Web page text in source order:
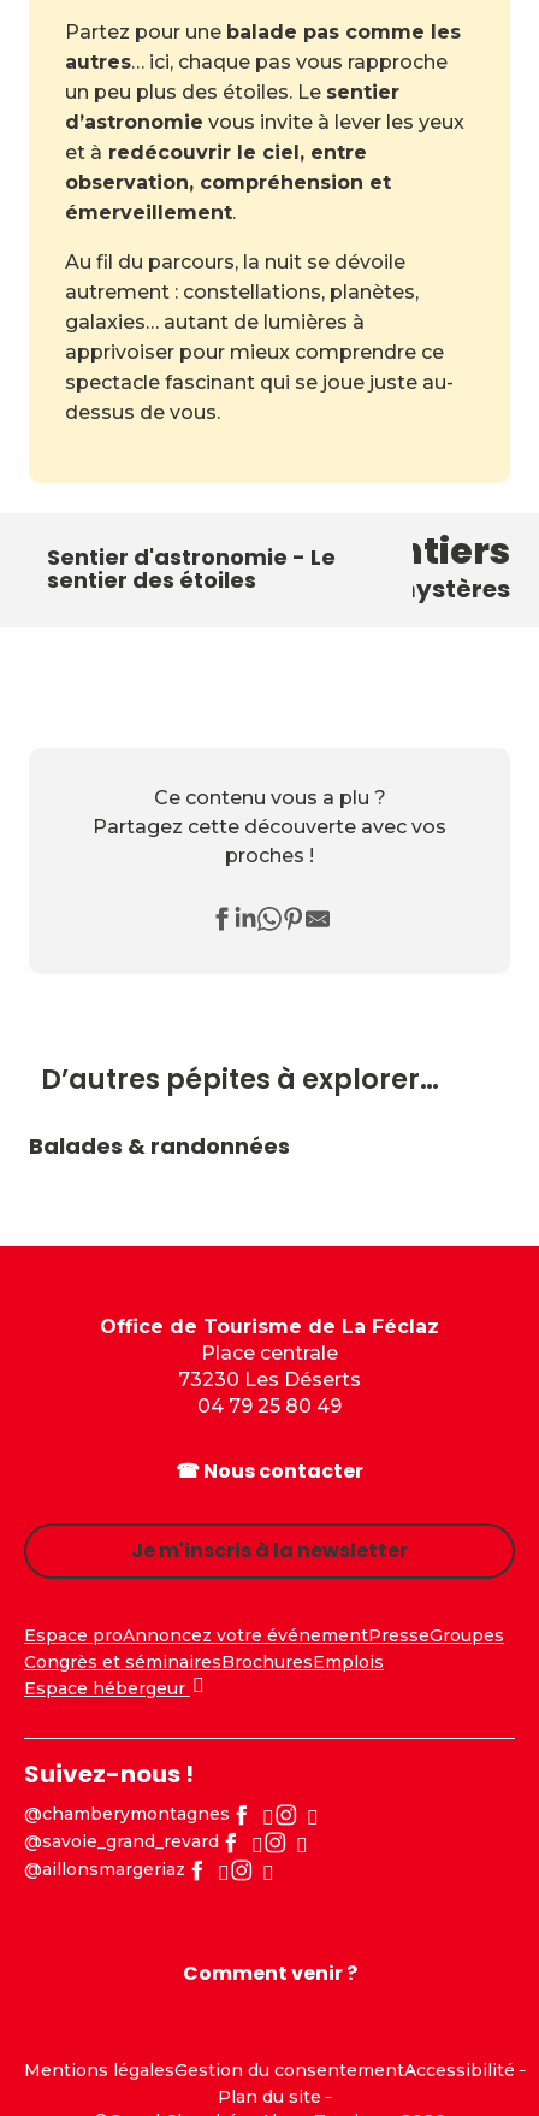
Partez pour une balade pas comme les
autres… ici, chaque pas vous rapproche
un peu plus des étoiles. Le sentier
d’astronomie vous invite à lever les yeux
et à redécouvrir le ciel, entre
observation, compréhension et
émerveillement.
Au fil du parcours, la nuit se dévoile
autrement : constellations, planètes,
galaxies… autant de lumières à
apprivoiser pour mieux comprendre ce
spectacle fascinant qui se joue juste au-
dessus de vous.
D'autres sentiers
pour découvrir le ciel et ses mystères
Sentier d'astronomie - Le
sentier des planètes
Astronomie - Un hamac sous
les étoiles
Sentier d'astronomie - Le
sentier des étoiles
Ce contenu vous a plu ?
Partagez cette découverte avec vos
proches !
D’autres pépites à explorer…
Balades & randonnées
Office de Tourisme de La Féclaz
Place centrale
73230 Les Déserts
04 79 25 80 49
☎ Nous contacter
Je m'inscris à la newsletter
Espace proAnnoncez votre événementPresseGroupes
Congrès et séminairesBrochuresEmplois
Espace hébergeur
Suivez-nous !
@chamberymontagnes
@savoie_grand_revard
@aillonsmargeriaz
Comment venir ?
Mentions légalesGestion du consentementAccessibilité
Plan du site